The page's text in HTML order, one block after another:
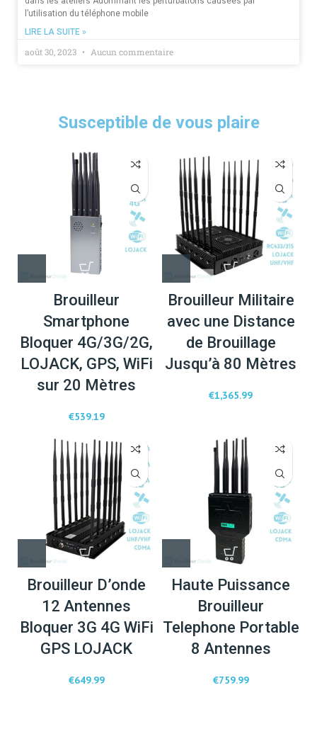
l’utilisation du téléphone mobile
LIRE LA SUITE »
août 30, 2023 Aucun commentaire
Susceptible de vous plaire
Brouilleur
Smartphone
Bloquer 4G/3G/2G,
LOJACK, GPS, WiFi
sur 20 Mètres
€539.19
Brouilleur Militaire
avec une Distance
de Brouillage
Jusqu’à 80 Mètres
€1,365.99
Brouilleur D’onde
12 Antennes
Bloquer 3G 4G WiFi
GPS LOJACK
€649.99
Haute Puissance
Brouilleur
Telephone Portable
8 Antennes
€759.99